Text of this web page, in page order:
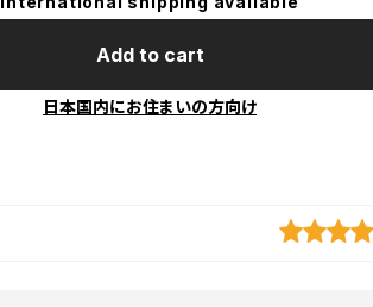
Add to cart
日本国内にお住まいの方向け